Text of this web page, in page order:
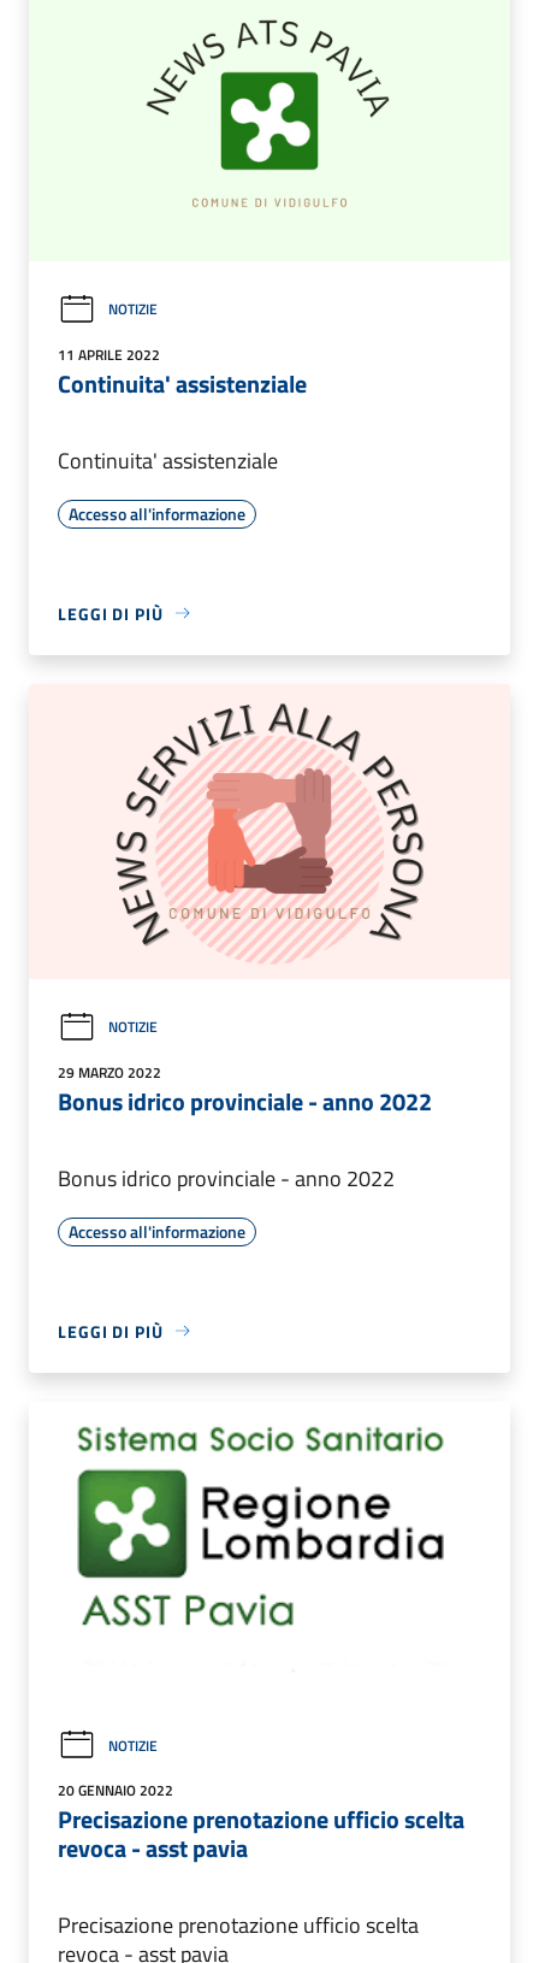
NOTIZIE
11 APRILE 2022
Continuita' assistenziale
Continuita' assistenziale
Accesso all'informazione
LEGGI DI PIÙ
NOTIZIE
29 MARZO 2022
Bonus idrico provinciale - anno 2022
Bonus idrico provinciale - anno 2022
Accesso all'informazione
LEGGI DI PIÙ
NOTIZIE
20 GENNAIO 2022
Precisazione prenotazione ufficio scelta
revoca - asst pavia
Precisazione prenotazione ufficio scelta
revoca - asst pavia